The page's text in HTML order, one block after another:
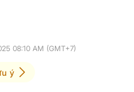
08:10 AM (GMT+7)
ý